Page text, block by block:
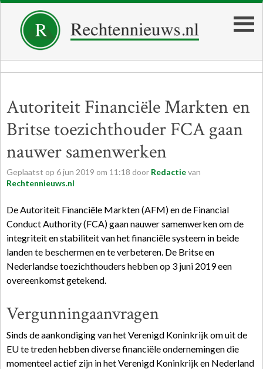
Autoriteit Financiële Markten en
Britse toezichthouder FCA gaan
nauwer samenwerken
Geplaatst op 6jun 2019 om 11:18 door Redactievan
Rechtennieuws.nl
De Autoriteit Financiële Markten (AFM) en de Financial
Conduct Authority (FCA) gaan nauwer samenwerken om de
integriteit en stabiliteit van het financiële systeem in beide
landen te beschermen en te verbeteren. De Britse en
Nederlandse toezichthouders hebben op 3 juni 2019 een
overeenkomst getekend.
Vergunningaanvragen
Sinds de aankondiging van het Verenigd Koninkrijk om uit de
EU te treden hebben diverse financiële ondernemingen die
momenteel actief zijn in het Verenigd Koninkrijk en Nederland